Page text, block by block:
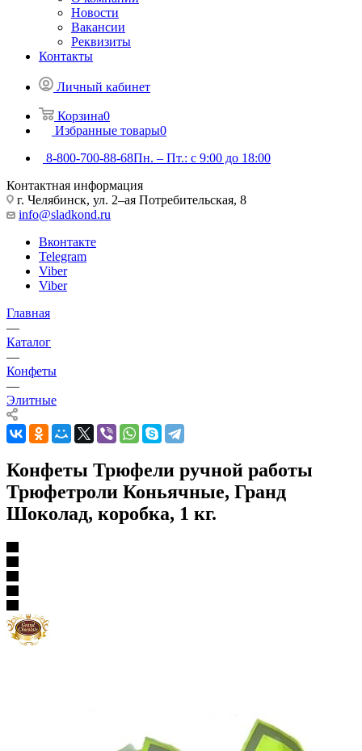
Новости
Вакансии
Реквизиты
Контакты
Личный кабинет
Корзина0
Избранные товары0
8-800-700-88-68Пн. – Пт.: с 9:00 до 18:00
Контактная информация
г. Челябинск, ул. 2–ая Потребительская, 8
info@sladkond.ru
Вконтакте
Telegram
Viber
Viber
Главная
—
Каталог
—
Конфеты
—
Элитные
Конфеты Трюфели ручной работы
Трюфетроли Коньячные, Гранд
Шоколад, коробка, 1 кг.